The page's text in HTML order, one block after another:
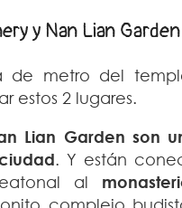
y Nan Lian Garden
de metro del
estos 2 lugares.
Lian Garden son
. Y están
al